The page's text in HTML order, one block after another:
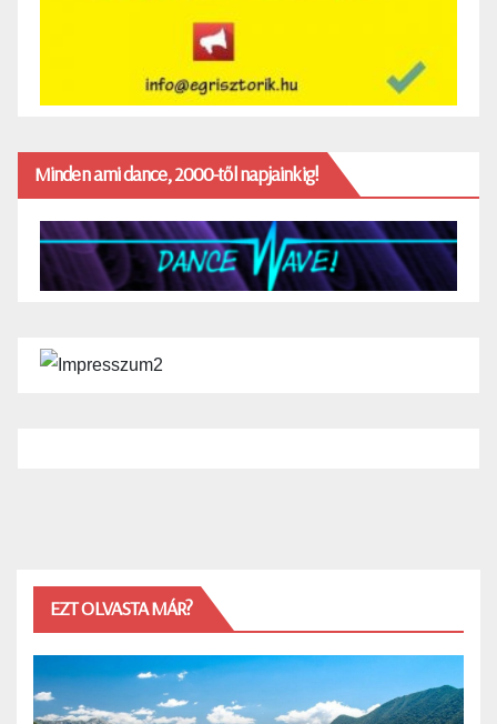
Minden ami dance, 2000-től napjainkig!
EZT OLVASTA MÁR?